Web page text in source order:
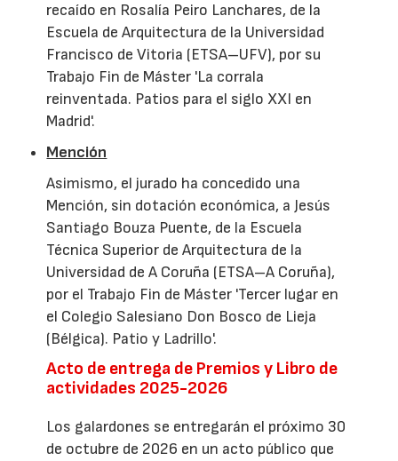
recaído en Rosalía Peiro Lanchares, de la
Escuela de Arquitectura de la Universidad
Francisco de Vitoria (ETSA–UFV), por su
Trabajo Fin de Máster 'La corrala
reinventada. Patios para el siglo XXI en
Madrid'.
Mención
Asimismo, el jurado ha concedido una
Mención, sin dotación económica, a Jesús
Santiago Bouza Puente, de la Escuela
Técnica Superior de Arquitectura de la
Universidad de A Coruña (ETSA–A Coruña),
por el Trabajo Fin de Máster 'Tercer lugar en
el Colegio Salesiano Don Bosco de Lieja
(Bélgica). Patio y Ladrillo'.
Acto de entrega de Premios y Libro de
actividades 2025-2026
Los galardones se entregarán el próximo 30
de octubre de 2026 en un acto público que